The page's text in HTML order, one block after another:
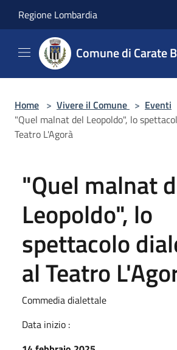
Regione Lombardia
Comune di Carate
Home > Vivere il Comune > Eventi
"Quel malnat del Leopoldo", lo
Teatro L'Agorà
"Quel malnat
Leopoldo", lo
spettacolo
al Teatro
Commedia dialettale
Data inizio :